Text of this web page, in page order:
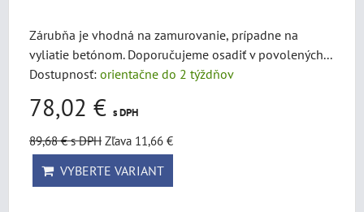
Zárubňa je vhodná na zamurovanie, prípadne na
vyliatie betónom. Doporučujeme osadiť v povolených...
Dostupnosť: orientačne do 2 týždňov
78,02 € s DPH
89,68 €s DPH Zľava 11,66 €
VYBERTE VARIANT